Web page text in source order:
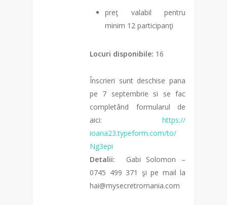
preţ valabil pentru
minim 12 participanţi
Locuri disponibile: 16
Înscrieri sunt deschise pana
pe 7 septembrie si se fac
completând formularul de
aici: https://
ioana23.typeform.com/to/
Ng3epi
Detalii: Gabi Solomon –
0745 499 371 şi pe mail la
hai@mysecretromania.com